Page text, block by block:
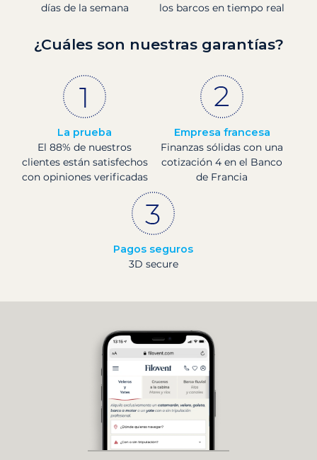
días de la semana
los barcos en tiempo real
¿Cuáles son nuestras garantías?
La prueba
El 88% de nuestros
clientes están satisfechos
con opiniones verificadas
Empresa francesa
Finanzas sólidas con una
cotización 4 en el Banco
de Francia
Pagos seguros
3D secure